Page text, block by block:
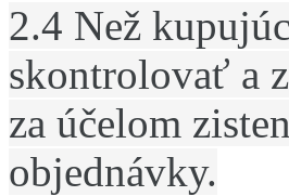
2.4 Než
skontrolovať a
za účelom
objednávky.